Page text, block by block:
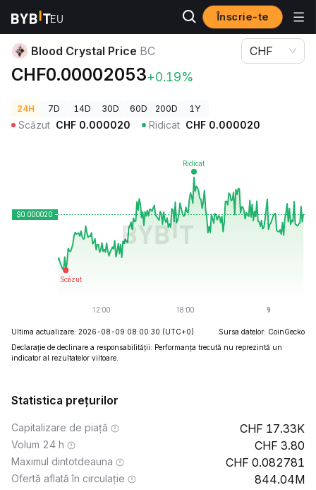
Înscrie-te
Prețuri Crypto
Blood Crystal Price BC
CHF0.00002053+0.19%
CHF
24H 7D 14D 30D 60D 200D 1Y
Scăzut CHF 0.000020 Ridicat CHF 0.000020
Ultima actualizare: 2026-08-09 08:00:30 (UTC+0)
Sursa datelor: CoinGecko
Declarație de declinare a responsabilității: Performanța trecută nu reprezintă un
indicator al rezultatelor viitoare.
Statistica prețurilor
Capitalizare de piață 17.33K
Volum 24 h 3.80
Maximul dintotdeauna 0.082781
Ofertă aflată în circulație 844.04M